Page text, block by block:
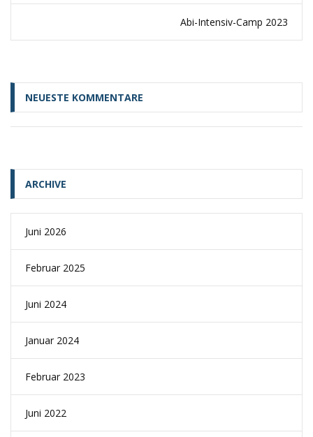
Abi-Intensiv-Camp 2023
NEUESTE KOMMENTARE
ARCHIVE
Juni 2026
Februar 2025
Juni 2024
Januar 2024
Februar 2023
Juni 2022